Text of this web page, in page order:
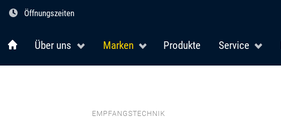
Öffnungszeiten
Über uns Marken Produkte Service
EMPFANGSTECHNIK